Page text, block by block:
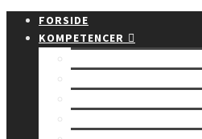
FORSIDE
KOMPETENCER